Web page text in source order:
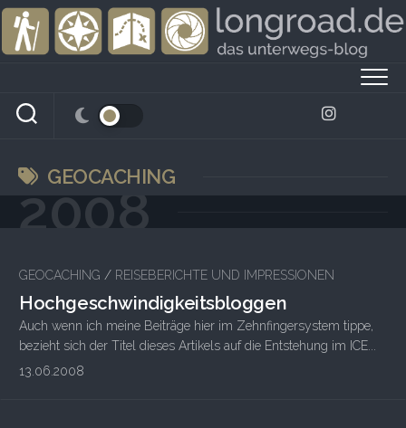
Skip
content
GEOCACHING
2008
GEOCACHING / REISEBERICHTE UND IMPRESSIONEN
Hochgeschwindigkeitsbloggen
Auch wenn ich meine Beiträge hier im Zehnfingersystem tippe,
bezieht sich der Titel dieses Artikels auf die Entstehung im ICE...
13.06.2008